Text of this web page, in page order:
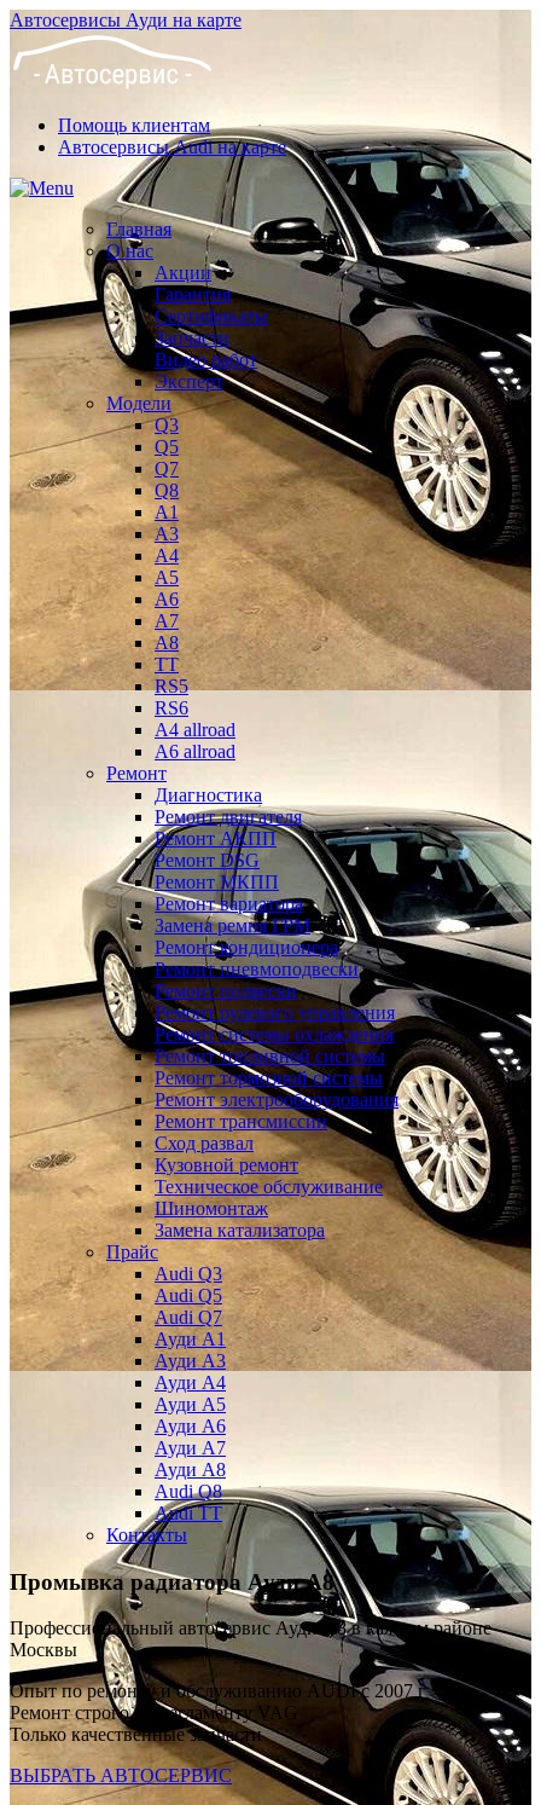
Автосервисы Ауди на карте
Помощь клиентам
Автосервисы Audi на карте
Главная
О нас
Акции
Гарантия
Сертификаты
Запчасти
Видео работ
Эксперт
Модели
Q3
Q5
Q7
Q8
A1
A3
A4
A5
A6
A7
A8
TT
RS5
RS6
A4 allroad
A6 allroad
Ремонт
Диагностика
Ремонт двигателя
Ремонт АКПП
Ремонт DSG
Ремонт МКПП
Ремонт вариатора
Замена ремня ГРМ
Ремонт кондиционера
Ремонт пневмоподвески
Ремонт подвески
Ремонт рулевого управления
Ремонт системы охлаждения
Ремонт топливной системы
Ремонт тормозной системы
Ремонт электрооборудования
Ремонт трансмиссии
Сход развал
Кузовной ремонт
Техническое обслуживание
Шиномонтаж
Замена катализатора
Прайс
Audi Q3
Audi Q5
Audi Q7
Ауди А1
Ауди А3
Ауди А4
Ауди A5
Ауди А6
Ауди А7
Ауди A8
Audi Q8
Audi TT
Контакты
Промывка радиатора Ауди А8
Профессиональный автосервис Ауди А8 в каждом районе
Москвы
Опыт по ремонту и обслуживанию AUDI с 2007 г
Ремонт строго по регламенту VAG
Только качественные запчасти
ВЫБРАТЬ АВТОСЕРВИС